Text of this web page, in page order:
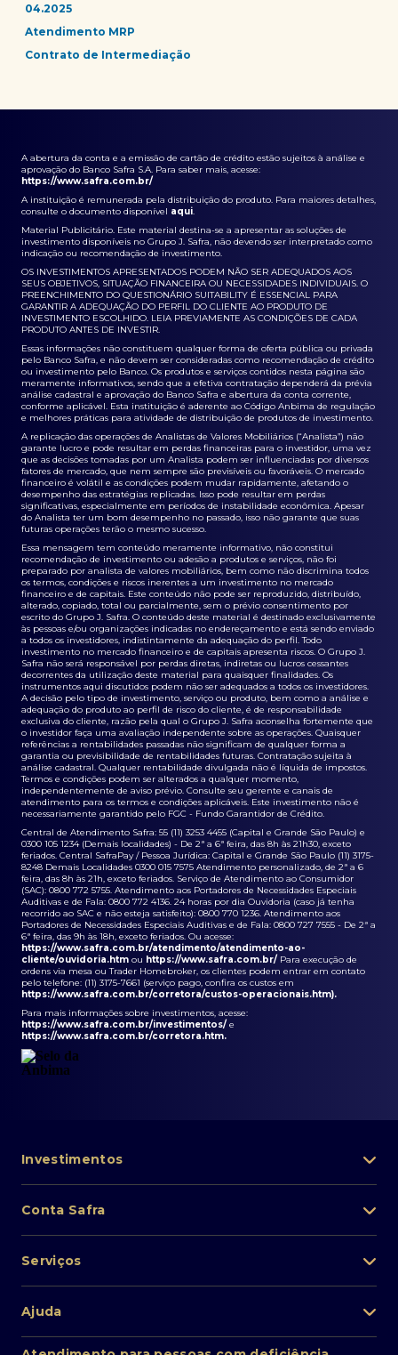
04.2025
Atendimento MRP
Contrato de Intermediação
A abertura da conta e a emissão de cartão de crédito estão sujeitos à análise e
aprovação do Banco Safra S.A. Para saber mais, acesse:
https://www.safra.com.br/
A instituição é remunerada pela distribuição do produto. Para maiores detalhes,
consulte o documento disponível aqui.
Material Publicitário. Este material destina-se a apresentar as soluções de
investimento disponíveis no Grupo J. Safra, não devendo ser interpretado como
indicação ou recomendação de investimento.
OS INVESTIMENTOS APRESENTADOS PODEM NÃO SER ADEQUADOS AOS
SEUS OBJETIVOS, SITUAÇÃO FINANCEIRA OU NECESSIDADES INDIVIDUAIS. O
PREENCHIMENTO DO QUESTIONÁRIO SUITABILITY É ESSENCIAL PARA
GARANTIR A ADEQUAÇÃO DO PERFIL DO CLIENTE AO PRODUTO DE
INVESTIMENTO ESCOLHIDO. LEIA PREVIAMENTE AS CONDIÇÕES DE CADA
PRODUTO ANTES DE INVESTIR.
Essas informações não constituem qualquer forma de oferta pública ou privada
pelo Banco Safra, e não devem ser consideradas como recomendação de crédito
ou investimento pelo Banco. Os produtos e serviços contidos nesta página são
meramente informativos, sendo que a efetiva contratação dependerá da prévia
análise cadastral e aprovação do Banco Safra e abertura da conta corrente,
conforme aplicável. Esta instituição é aderente ao Código Anbima de regulação
e melhores práticas para atividade de distribuição de produtos de investimento.
A replicação das operações de Analistas de Valores Mobiliários (“Analista”) não
garante lucro e pode resultar em perdas financeiras para o investidor, uma vez
que as decisões tomadas por um Analista podem ser influenciadas por diversos
fatores de mercado, que nem sempre são previsíveis ou favoráveis. O mercado
financeiro é volátil e as condições podem mudar rapidamente, afetando o
desempenho das estratégias replicadas. Isso pode resultar em perdas
significativas, especialmente em períodos de instabilidade econômica. Apesar
do Analista ter um bom desempenho no passado, isso não garante que suas
futuras operações terão o mesmo sucesso.
Essa mensagem tem conteúdo meramente informativo, não constitui
recomendação de investimento ou adesão a produtos e serviços, não foi
preparado por analista de valores mobiliários, bem como não discrimina todos
os termos, condições e riscos inerentes a um investimento no mercado
financeiro e de capitais. Este conteúdo não pode ser reproduzido, distribuído,
alterado, copiado, total ou parcialmente, sem o prévio consentimento por
escrito do Grupo J. Safra. O conteúdo deste material é destinado exclusivamente
às pessoas e/ou organizações indicadas no endereçamento e está sendo enviado
a todos os investidores, indistintamente da adequação do perfil. Todo
investimento no mercado financeiro e de capitais apresenta riscos. O Grupo J.
Safra não será responsável por perdas diretas, indiretas ou lucros cessantes
decorrentes da utilização deste material para quaisquer finalidades. Os
instrumentos aqui discutidos podem não ser adequados a todos os investidores.
A decisão pelo tipo de investimento, serviço ou produto, bem como a análise e
adequação do produto ao perfil de risco do cliente, é de responsabilidade
exclusiva do cliente, razão pela qual o Grupo J. Safra aconselha fortemente que
o investidor faça uma avaliação independente sobre as operações. Quaisquer
referências a rentabilidades passadas não significam de qualquer forma a
garantia ou previsibilidade de rentabilidades futuras. Contratação sujeita à
análise cadastral. Qualquer rentabilidade divulgada não é líquida de impostos.
Termos e condições podem ser alterados a qualquer momento,
independentemente de aviso prévio. Consulte seu gerente e canais de
atendimento para os termos e condições aplicáveis. Este investimento não é
necessariamente garantido pelo FGC - Fundo Garantidor de Crédito.
Central de Atendimento Safra: 55 (11) 3253 4455 (Capital e Grande São Paulo) e
0300 105 1234 (Demais localidades) - De 2ª a 6ª feira, das 8h às 21h30, exceto
feriados. Central SafraPay / Pessoa Jurídica: Capital e Grande São Paulo (11) 3175-
8248 Demais Localidades 0300 015 7575 Atendimento personalizado, de 2ª a 6
feira, das 8h às 21h, exceto feriados. Serviço de Atendimento ao Consumidor
(SAC): 0800 772 5755. Atendimento aos Portadores de Necessidades Especiais
Auditivas e de Fala: 0800 772 4136. 24 horas por dia Ouvidoria (caso já tenha
recorrido ao SAC e não esteja satisfeito): 0800 770 1236. Atendimento aos
Portadores de Necessidades Especiais Auditivas e de Fala: 0800 727 7555 - De 2ª a
6ª feira, das 9h às 18h, exceto feriados. Ou acesse:
https://www.safra.com.br/atendimento/atendimento-ao-
cliente/ouvidoria.htm ou https://www.safra.com.br/ Para execução de
ordens via mesa ou Trader Homebroker, os clientes podem entrar em contato
pelo telefone: (11) 3175-7661 (serviço pago, confira os custos em
https://www.safra.com.br/corretora/custos-operacionais.htm).
Para mais informações sobre investimentos, acesse:
https://www.safra.com.br/investimentos/ e
https://www.safra.com.br/corretora.htm.
Investimentos
Lista de fundos de investimento
Private Banking
Renda fixa
Conta Safra
Pessoa Física
Cartões
Empréstimos e financiamentos
Serviços
Perda/roubo de celular
Ajuda
Atendimento ao cliente